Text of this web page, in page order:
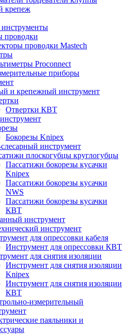
крепеж
проводки
проводки Mastech
Proconnect
приборы
и крепежный инструмент
Отвертки КВТ
Бокорезы Knipex
инструмент
плоскогубцы круглогубцы
Пассатижи бокорезы кусачки
Knipex
Пассатижи бокорезы кусачки
NWS
Пассатижи бокорезы кусачки
КВТ
инструмент
инструмент
для опрессовки кабеля
Инструмент для опрессовки КВТ
для снятия изоляции
Инструмент для снятия изоляции
Knipex
Инструмент для снятия изоляции
КВТ
измерительный
паяльники и